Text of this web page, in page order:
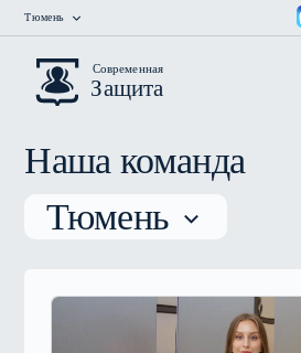
Тюмень
Современная
Защита
Наша команда
Тюмень